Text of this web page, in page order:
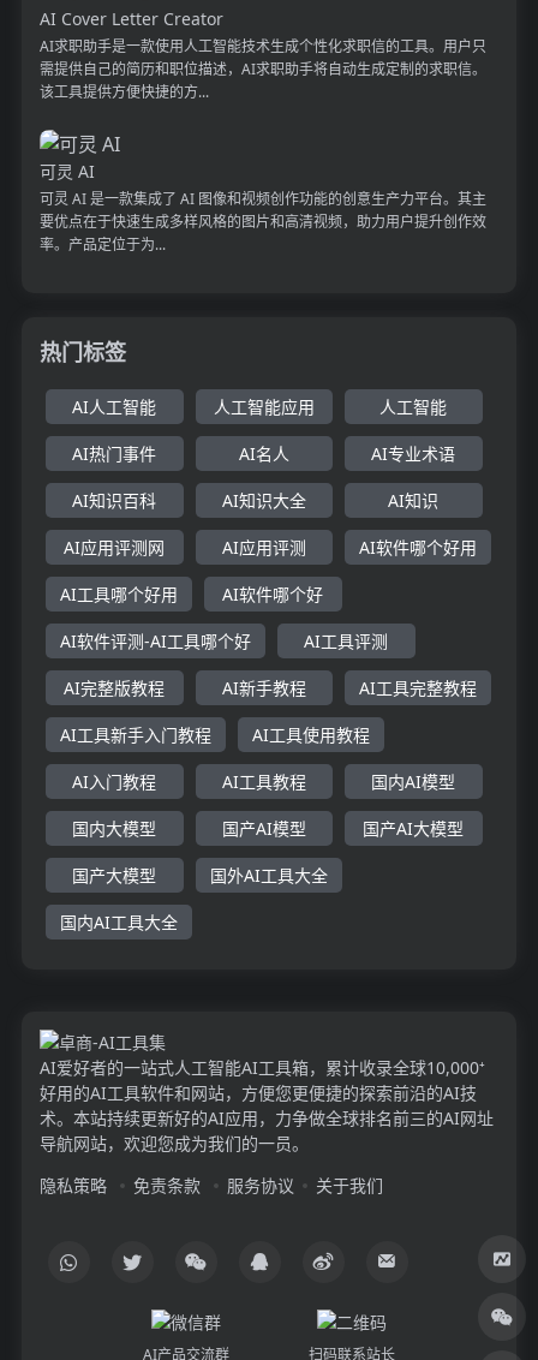
AI Cover Letter Creator
AI求职助手是一款使用人工智能技术生成个性化求职信的工具。用户只
需提供自己的简历和职位描述，AI求职助手将自动生成定制的求职信。
该工具提供方便快捷的方...
可灵 AI
可灵 AI 是一款集成了 AI 图像和视频创作功能的创意生产力平台。其主
要优点在于快速生成多样风格的图片和高清视频，助力用户提升创作效
率。产品定位于为...
热门标签
AI人工智能 人工智能应用 人工智能
AI热门事件 AI名人 AI专业术语
AI知识百科 AI知识大全 AI知识
AI应用评测网 AI应用评测 AI软件哪个好用
AI工具哪个好用 AI软件哪个好
AI软件评测-AI工具哪个好 AI工具评测
AI完整版教程 AI新手教程 AI工具完整教程
AI工具新手入门教程 AI工具使用教程
AI入门教程 AI工具教程 国内AI模型
国内大模型 国产AI模型 国产AI大模型
国产大模型 国外AI工具大全
国内AI工具大全
AI爱好者的一站式人工智能AI工具箱，累计收录全球10,000⁺
好用的AI工具软件和网站，方便您更便捷的探索前沿的AI技
术。本站持续更新好的AI应用，力争做全球排名前三的AI网址
导航网站，欢迎您成为我们的一员。
隐私策略
免责条款 服务协议 关于我们
AI产品交流群 扫码联系站长